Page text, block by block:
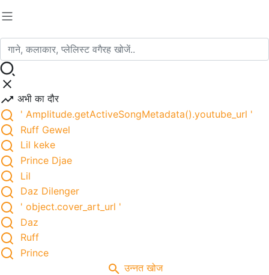
अभी का दौर
' Amplitude.getActiveSongMetadata().youtube_url '
Ruff Gewel
Lil keke
Prince Djae
Lil
Daz Dilenger
' object.cover_art_url '
Daz
Ruff
Prince
उन्नत खोज